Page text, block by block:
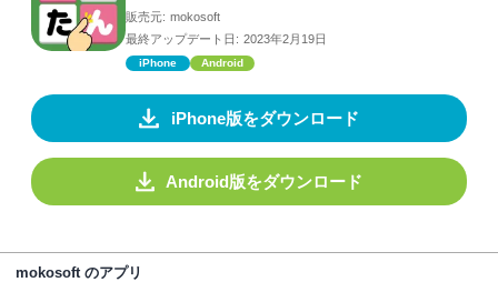
販売元: mokosoft
最終アップデート日: 2023年2月19日
iPhone Android
iPhone版をダウンロード
Android版をダウンロード
mokosoft のアプリ